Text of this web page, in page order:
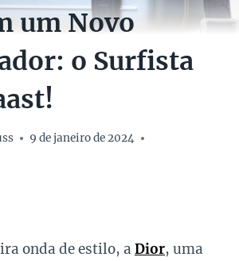
um Novo
o Surfista
9 de janeiro de 2024
onda de estilo, a Dior, uma